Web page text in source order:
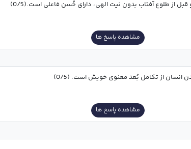
از طلوع آفتاب بدون نیت الهی، دارای حُسن فاعلی است.(0/5)
مشاهده پاسخ ها
مشاهده پاسخ ها